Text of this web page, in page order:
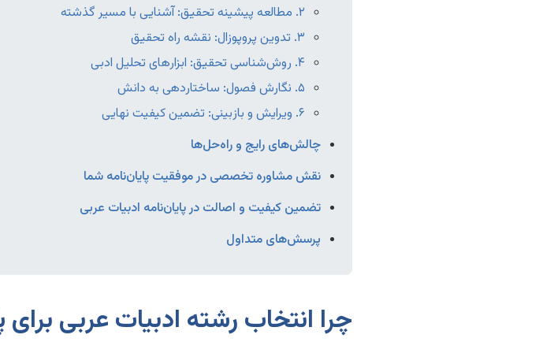
۲. مطالعه پیشینه تحقیق: آشنایی با مسیر گذشته
۳. تدوین پروپوزال: نقشه راه تحقیق
۴. روش‌شناسی تحقیق: ابزارهای تحلیل ادبی
۵. نگارش فصول: ساختاردهی به دانش
۶. ویرایش و بازبینی: تضمین کیفیت نهایی
چالش‌های رایج و راه‌حل‌ها
نقش مشاوره تخصصی در موفقیت پایان‌نامه شما
تضمین کیفیت و اصالت در پایان‌نامه ادبیات عربی
پرسش‌های متداول
چرا انتخاب رشته ادبیات عربی برای